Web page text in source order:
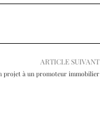
ARTICLE SUIVANT
projet à un promoteur immobilier